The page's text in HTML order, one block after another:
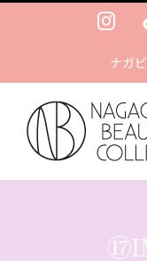
ナガ